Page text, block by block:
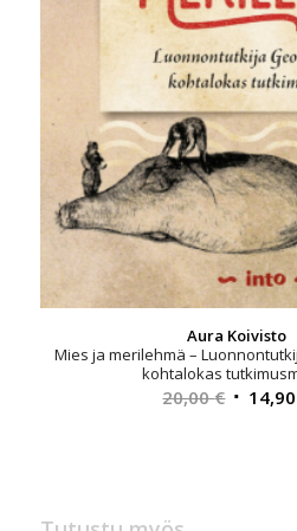
Aura Koivisto
Mies ja merilehmä –
kohtalokas
20,00€ 14,90